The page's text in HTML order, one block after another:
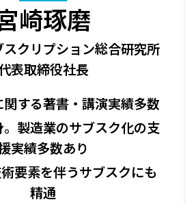
崎琢磨
クリプション総合研究所
表取締役社長
する著書・講演実績多数
製造業のサブスク化の支
実績多数あり
要素を伴うサブスクにも
精通